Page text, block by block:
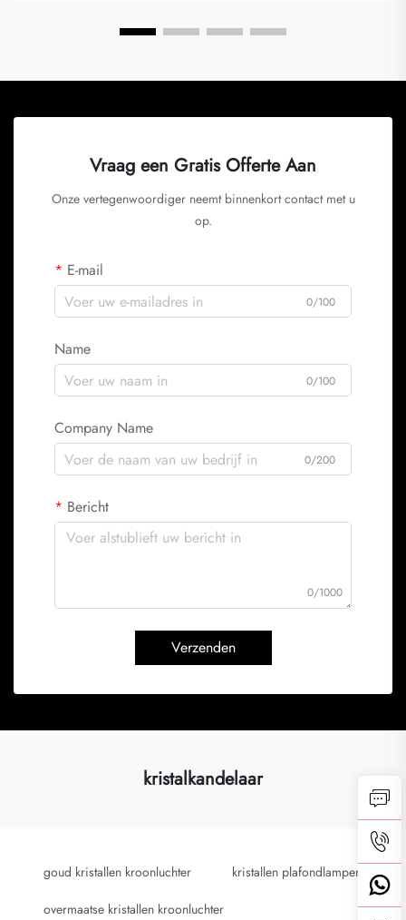
Vraag een Gratis Offerte Aan
Onze vertegenwoordiger neemt binnenkort contact met u
op.
E-mail
0/100
Name
0/100
Company Name
0/200
Bericht
0/1000
Verzenden
kristalkandelaar
goud kristallen kroonluchter kristallen plafondlampen
overmaatse kristallen kroonluchter